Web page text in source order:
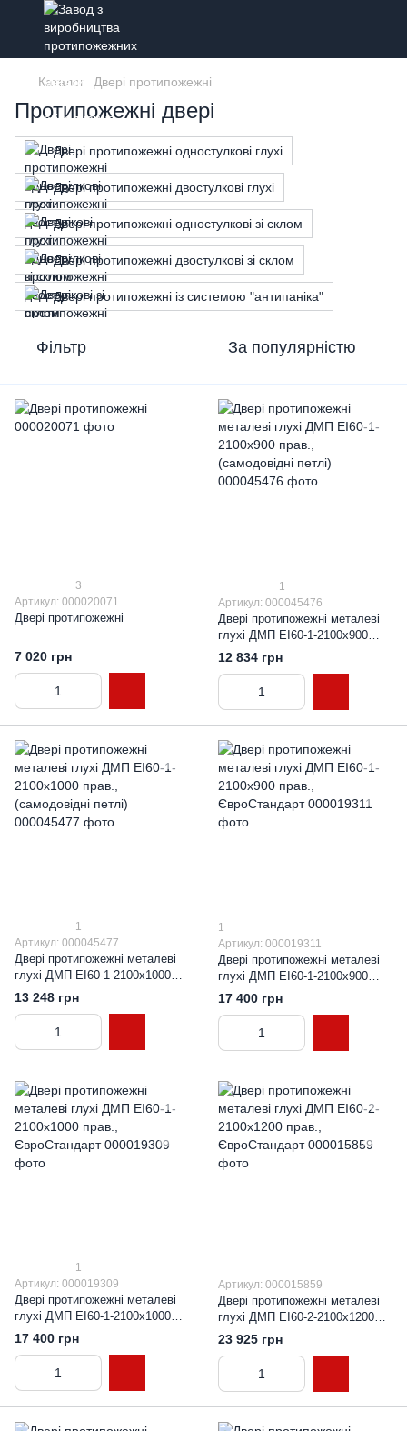
Каталог Двері протипожежні
Протипожежні двері
Двері протипожежні одностулкові глухі
Двері протипожежні двостулкові глухі
Двері протипожежні одностулкові зі склом
Двері протипожежні двостулкові зі склом
Двері протипожежні із системою "антипаніка"
Фільтр За популярністю
3
Артикул: 000020071
Двері протипожежні
7 020 грн
1
Артикул: 000045476
Двері протипожежні металеві
глухі ДМП ЕІ60-1-2100х900
прав., (самодовідні петлі)
12 834 грн
1
Артикул: 000045477
Двері протипожежні металеві
глухі ДМП ЕІ60-1-2100х1000
прав., (самодовідні петлі)
13 248 грн
1
Артикул: 000019311
Двері протипожежні металеві
глухі ДМП ЕІ60-1-2100х900
прав., ЄвроСтандарт
17 400 грн
1
Артикул: 000019309
Двері протипожежні металеві
глухі ДМП ЕІ60-1-2100х1000
прав., ЄвроСтандарт
17 400 грн
Артикул: 000015859
Двері протипожежні металеві
глухі ДМП ЕІ60-2-2100x1200
прав., ЄвроСтандарт
23 925 грн